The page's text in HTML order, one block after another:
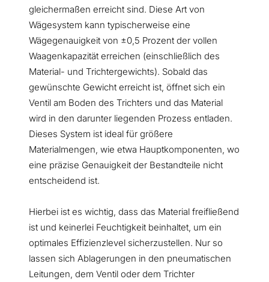
gleichermaßen erreicht sind. Diese Art von
Wägesystem kann typischerweise eine
Wägegenauigkeit von ±0,5 Prozent der vollen
Waagenkapazität erreichen (einschließlich des
Material- und Trichtergewichts). Sobald das
gewünschte Gewicht erreicht ist, öffnet sich ein
Ventil am Boden des Trichters und das Material
wird in den darunter liegenden Prozess entladen.
Dieses System ist ideal für größere
Materialmengen, wie etwa Hauptkomponenten, wo
eine präzise Genauigkeit der Bestandteile nicht
entscheidend ist.
Hierbei ist es wichtig, dass das Material freifließend
ist und keinerlei Feuchtigkeit beinhaltet, um ein
optimales Effizienzlevel sicherzustellen. Nur so
lassen sich Ablagerungen in den pneumatischen
Leitungen, dem Ventil oder dem Trichter